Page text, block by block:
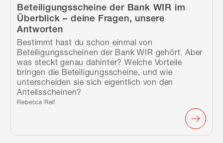
Beteiligungsscheine der Bank WIR im
Überblick – deine Fragen, unsere
Antworten
Bestimmt hast du schon einmal von
Beteiligungsscheinen der Bank WIR gehört. Aber
was steckt genau dahinter? Welche Vorteile
bringen die Beteiligungsscheine, und wie
unterscheiden sie sich eigentlich von den
Anteilsscheinen?
Verfasst von:
Rebecca Reif